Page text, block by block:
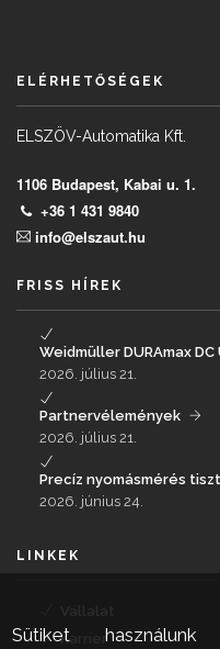
ELÉRHETŐSÉGEK
ELSZÖV-Automatika Kft.
1106 Budapest, Kabai u. 1.
+36 1 431 9840
info@elszaut.hu
FRISS HÍREK
Weidmüller DURAmax DC
2026. július 21.
Partnervélemények
2026. július 21.
Precíz nyomásmérés
2026. június 24.
LINKEK
Karrier
Sütiket